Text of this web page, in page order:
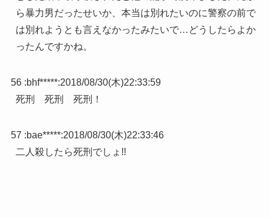
ら暴力男だったせいか、本当は別れたいのに警察の前で
は別れようとも言えなかったみたいで…どうしたらよか
ったんですかね。
56 :bhf*****:2018/08/30(木)22:33:59
死刑 死刑 死刑！
57 :bae*****:2018/08/30(木)22:33:46
二人殺したら死刑でしょ!!